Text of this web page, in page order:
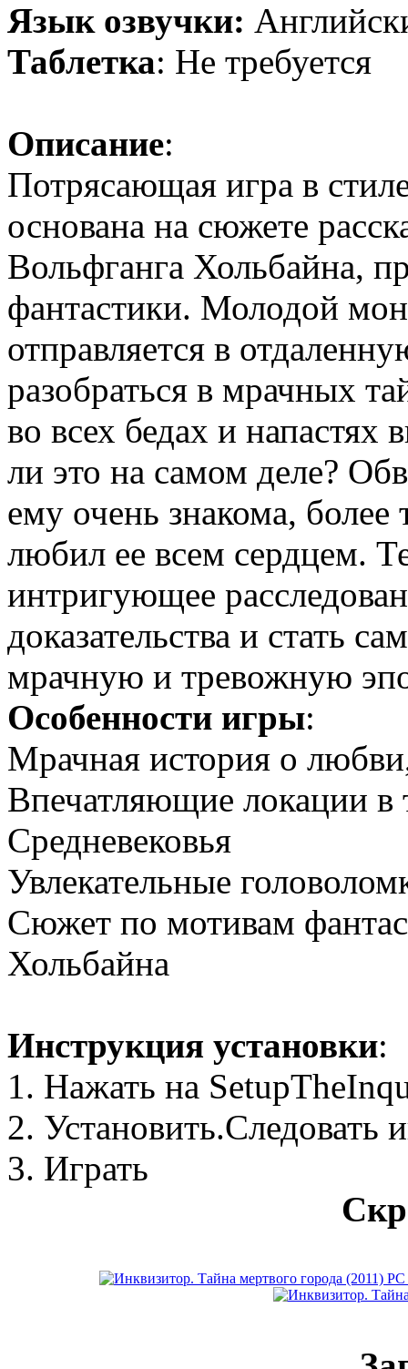
Язык озвучки:
Таблетка: Не требуется
Описание:
Потрясающая игра в
основана на сюжете
Вольфганга Хольбайна,
фантастики. Молодой
отправляется в
разобраться в мрачных
во всех бедах и напастях
ли это на самом деле?
ему очень знакома,
любил ее всем сердцем.
интригующее
доказательства и стать
мрачную и тревожную
Особенности игры:
Мрачная история о
Впечатляющие локации
Средневековья
Увлекательные
Сюжет по мотивам
Хольбайна
Инструкция установки:
1. Нажать на
2. Установить.Следовать
3. Играть